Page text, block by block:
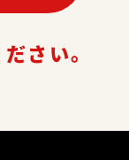
さい。